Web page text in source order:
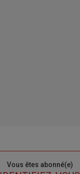
Vous êtes abonné(e)